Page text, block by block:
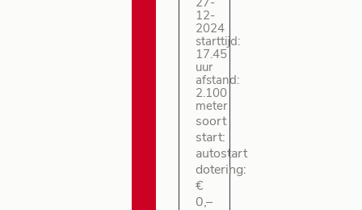
27-
12-
2024
starttijd:
17.45
uur
afstand:
2.100
meter
soort
start:
autostart
dotering:
€
0,–